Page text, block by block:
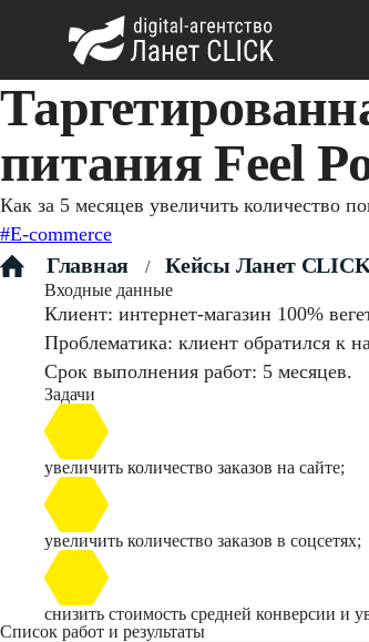
питания Feel
Как за 5 месяцев увеличить количество
#E-commerce
Главная / Кейсы Ланет
Входные данные
Клиент: интернет-магазин 100%
Проблематика: клиент обратился к
Срок выполнения работ: 5 месяцев.
Задачи
увеличить количество заказов на сайте;
увеличить количество заказов в соцсетях;
снизить стоимость средней конверсии и
Список работ и результаты